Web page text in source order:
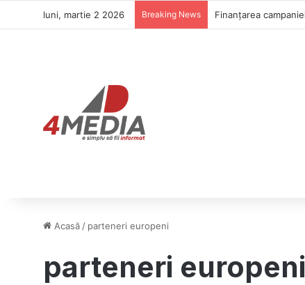
luni, martie 2 2026 Breaking News
Acasă / parteneri europeni
parteneri europeni